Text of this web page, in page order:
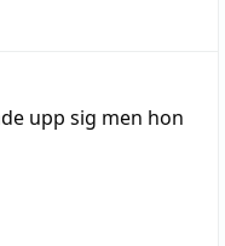
upp sig men hon